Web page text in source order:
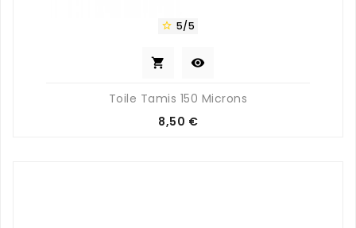
 5/5
 
Toile Tamis 150 Microns
Prix
8,50 €